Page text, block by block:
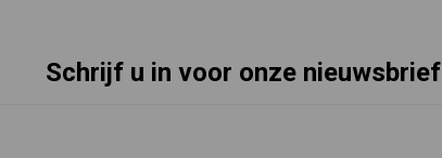
Schrijf u in voor onze nieuwsbrief